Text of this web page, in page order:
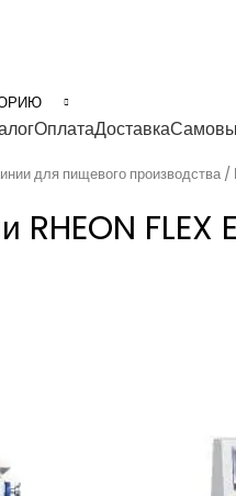
ОплатаДоставка
для пищевого производства
FLEX